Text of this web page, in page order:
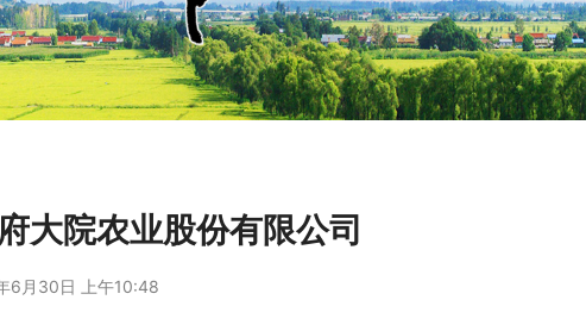
大院农业股份有限公司
6月30日 上午10:48